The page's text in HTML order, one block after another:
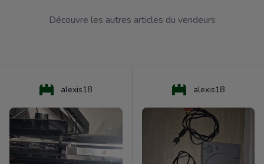
Découvre les autres articles du vendeurs
alexis18 alexis18